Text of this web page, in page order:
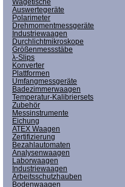
Auswertegeräte
Polarimeter
Drehmomentmessgeräte
Industriewaagen
Durchlichtmikroskope
Größenmessstäbe
λ-Slips
Konverter
Plattformen
Umfangmessgeräte
Badezimmerwaagen
Temperatur-Kalibriersets
Zubehör
Messinstrumente
Eichung
ATEX Waagen
Zertifizierung
Bezahlautomaten
Analysenwaagen
Laborwaagen
Industriewaagen
Arbeitsschutzhauben
Bodenwaagen